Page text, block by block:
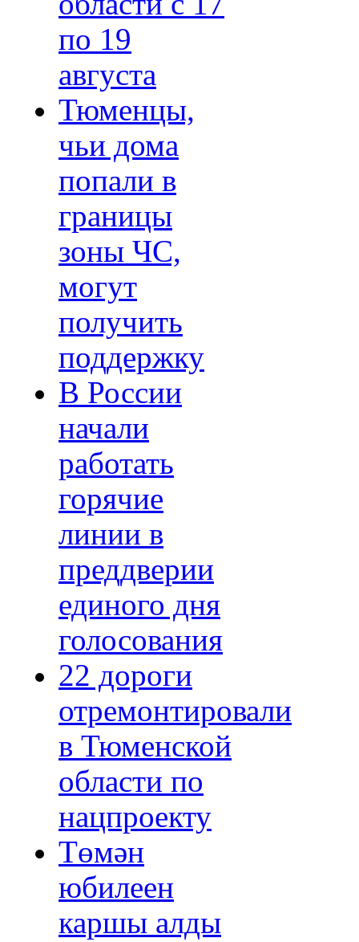
по 19
августа
Тюменцы,
чьи дома
попали в
границы
зоны ЧС,
могут
получить
поддержку
В России
начали
работать
горячие
линии в
преддверии
единого дня
голосования
22 дороги
отремонтировали
в Тюменской
области по
нацпроекту
Төмән
юбилеен
каршы алды